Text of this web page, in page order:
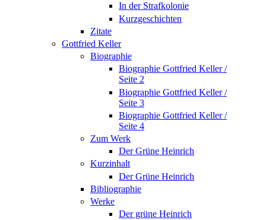
In der Strafkolonie
Kurzgeschichten
Zitate
Gottfried Keller
Biographie
Biographie Gottfried Keller /
Seite 2
Biographie Gottfried Keller /
Seite 3
Biographie Gottfried Keller /
Seite 4
Zum Werk
Der Grüne Heinrich
Kurzinhalt
Der Grüne Heinrich
Bibliographie
Werke
Der grüne Heinrich